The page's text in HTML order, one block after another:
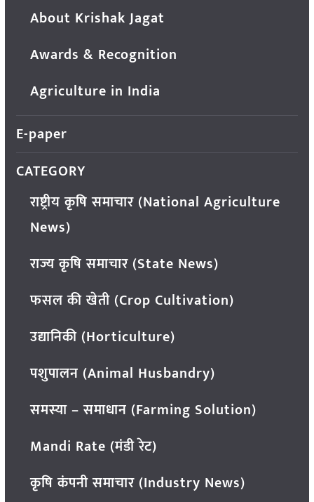
About Krishak Jagat
Awards & Recognition
Agriculture in India
E-paper
CATEGORY
राष्ट्रीय कृषि समाचार (National Agriculture
News)
राज्य कृषि समाचार (State News)
फसल की खेती (Crop Cultivation)
उद्यानिकी (Horticulture)
पशुपालन (Animal Husbandry)
समस्या – समाधान (Farming Solution)
Mandi Rate (मंडी रेट)
कृषि कंपनी समाचार (Industry News)